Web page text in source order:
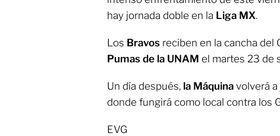
hay jornada doble en la Liga MX.
Los Bravos reciben en la cancha del
Pumas de la UNAM el martes 23 de
Un día después, la Máquina volverá
donde fungirá como local contra los
EVG